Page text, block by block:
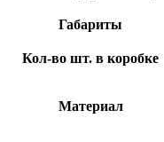
Габариты
Кол-во шт. в коробке
Материал